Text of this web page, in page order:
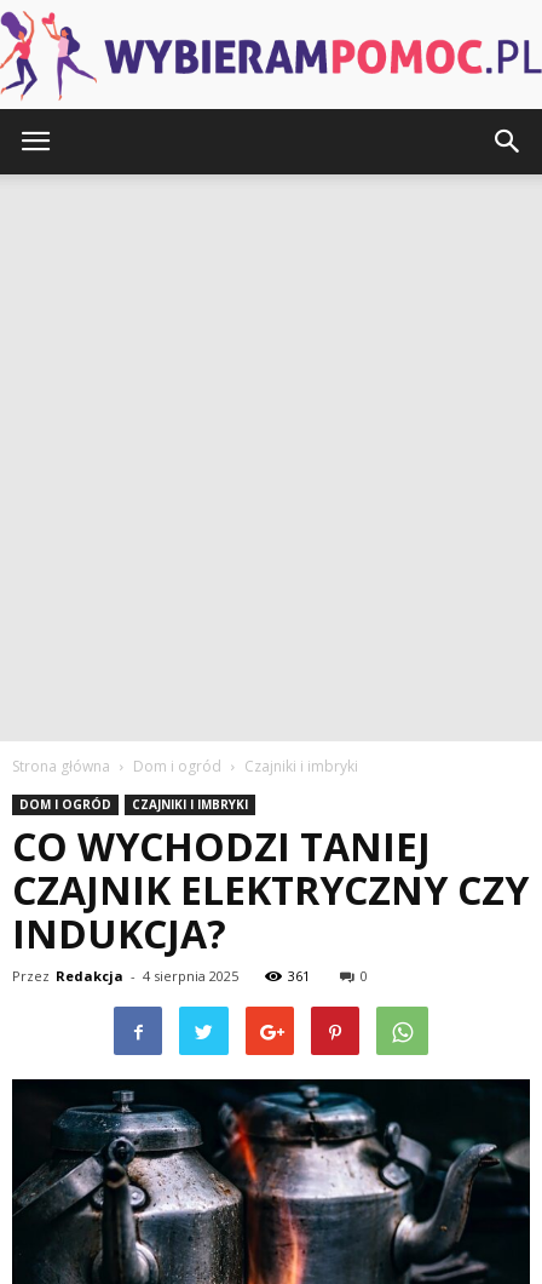
Strona główna Dom i ogród Czajniki i imbryki
DOM I OGRÓD CZAJNIKI I IMBRYKI
CO WYCHODZI TANIEJ
CZAJNIK ELEKTRYCZNY CZY
INDUKCJA?
Przez Redakcja - 4 sierpnia 2025 361 0